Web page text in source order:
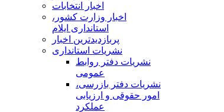
اخبار انتخابات
اخبار وزارت کشور،
استانداری ایلام
پربازدیدترین اخبار
نشریات استانداری
نشریات دفتر روابط
عمومی
نشريات دفتر بازرسی،
امور حقوقی و ارزيابی
عملکرد